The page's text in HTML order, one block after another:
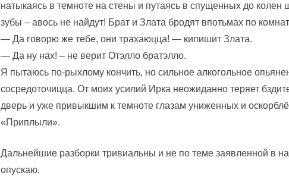
натыкаясь в темноте на стены и путаясь в спущенных до
зубы – авось не найдут! Брат и Злата бродят впотьмах по
— Да говорю же тебе, они трахаюцца! — кипишит Злата.
— Да ну нах! – не верит Отэлло братэлло.
Я пытаюсь по-рыхлому кончить, но сильное алкогольное
сосредоточицца. От моих усилий Ирка неожиданно теряет
дверь и уже привыкшим к темноте глазам униженных и
«Приплыли».
Дальнейшие разборки тривиальны и не по теме заявленной в
опускаю.